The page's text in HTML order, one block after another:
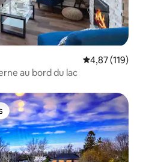
Note
4,87 (119)
au bord du lac
les plus aimés